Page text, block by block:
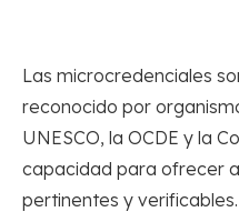
Las microcredenciales
reconocido por
UNESCO, la OCDE y la
capacidad para ofrecer
pertinentes y